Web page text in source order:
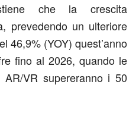
che la crescita
prevedendo un ulteriore
46,9% (YOY) quest’anno
fino al 2026, quando le
VR supereranno i 50